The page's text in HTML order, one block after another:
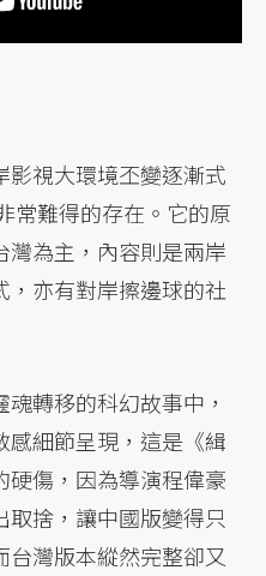
影視大環境丕變逐漸式
常難得的存在。它的原
灣為主，內容則是兩岸
，亦有對岸擦邊球的社
轉移的科幻故事中，
細節呈現，這是《緝
硬傷，因為導演程偉豪
捨，讓中國版變得只
灣版本縱然完整卻又